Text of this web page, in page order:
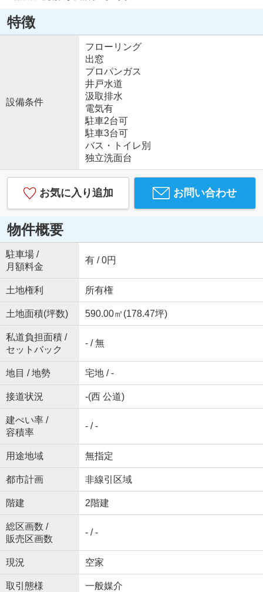
特徴
設備条件
フローリング
出窓
プロパンガス
井戸水道
汲取排水
電気有
駐車2台可
駐車3台可
バス・トイレ別
独立洗面台
お気に入り追加 お問い合わせ
物件概要
駐車場 /
月額料金
有 / 0円
土地権利 所有権
土地面積(坪数) 590.00㎡(178.47坪)
私道負担面積 /
セットバック
- / 無
地目 / 地勢 宅地 / -
接道状況 -(西 公道)
建ぺい率 /
容積率
- / -
用途地域 無指定
都市計画 非線引区域
階建 2階建
総区画数 /
販売区画数
- / -
現況 空家
取引態様 一般媒介